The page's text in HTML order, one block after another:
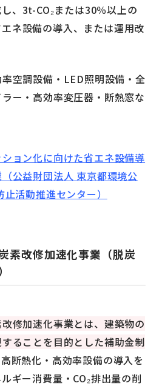
、3t-CO₂または30％以上の
ネ設備の導入、または運用改
空調設備・LED照明設備・全
ー・高効率変圧器・断熱窓な
ョン化に向けた省エネ設備導
公益財団法人 東京都環境公
活動推進センター）
素改修加速化事業（脱炭
修加速化事業とは、建築物の
ることを目的とした補助金制
断熱化・高効率設備の導入を
ギー消費量・CO₂排出量の削